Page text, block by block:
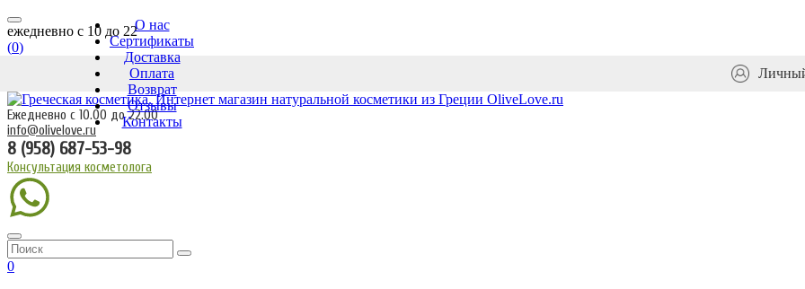
ежедневно c 10 до 22
(0)
О нас
Сертификаты
Доставка
Оплата
Возврат
Отзывы
Контакты
Ежедневно с 10.00 до 22.00
info@olivelove.ru
8 (958) 687-53-98
Консультация косметолога
0